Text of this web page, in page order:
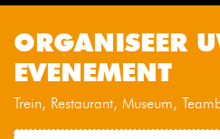
ORGANISEER
EVENEMENT
Trein, Restaurant, Museum,